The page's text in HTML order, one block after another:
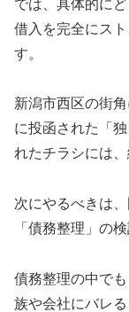
では、具体的に
借入を完全にス
す。
新潟市西区の街
に投函された「
れたチラシには
次にやるべきは
「債務整理」の検
債務整理の中で
族や会社にバレ